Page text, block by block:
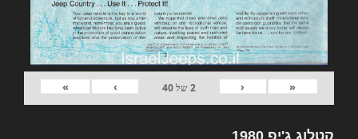
«
‹
2של40
›
»